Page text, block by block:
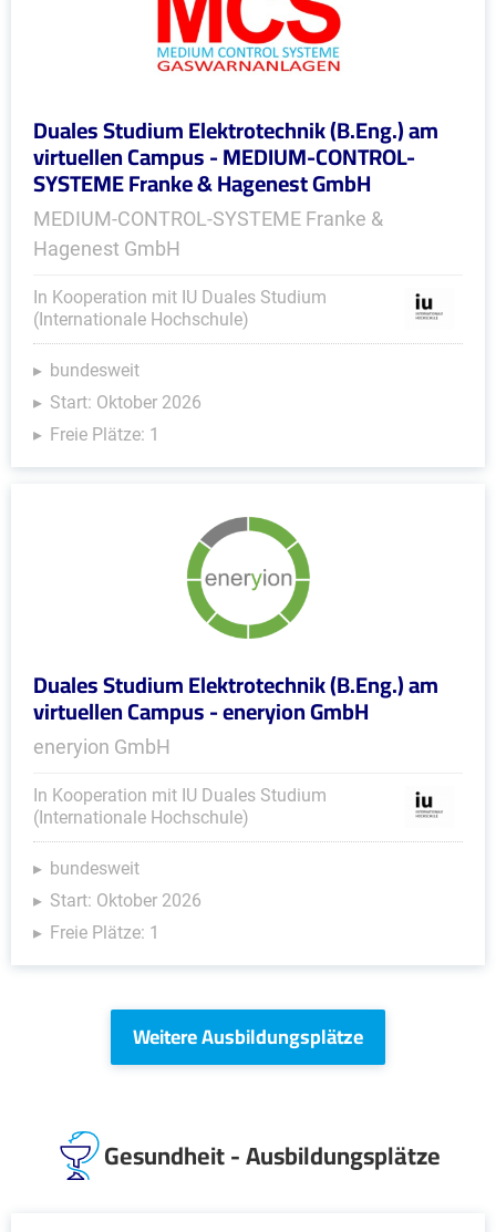
Duales Studium Elektrotechnik (B.Eng.) am
virtuellen Campus - MEDIUM-CONTROL-
SYSTEME Franke & Hagenest GmbH
MEDIUM-CONTROL-SYSTEME Franke &
Hagenest GmbH
In Kooperation mit IU Duales Studium
(Internationale Hochschule)
bundesweit
Start: Oktober 2026
Freie Plätze: 1
Duales Studium Elektrotechnik (B.Eng.) am
virtuellen Campus - eneryion GmbH
eneryion GmbH
In Kooperation mit IU Duales Studium
(Internationale Hochschule)
bundesweit
Start: Oktober 2026
Freie Plätze: 1
Weitere Ausbildungsplätze
Gesundheit - Ausbildungsplätze